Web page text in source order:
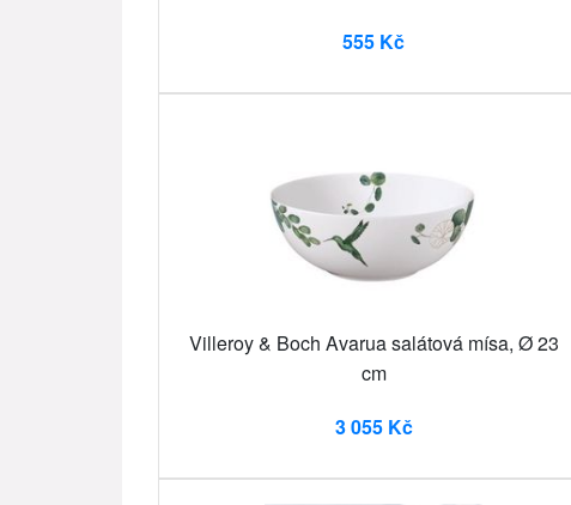
555 Kč
Villeroy & Boch Avarua salátová mísa, Ø 23
cm
3 055 Kč